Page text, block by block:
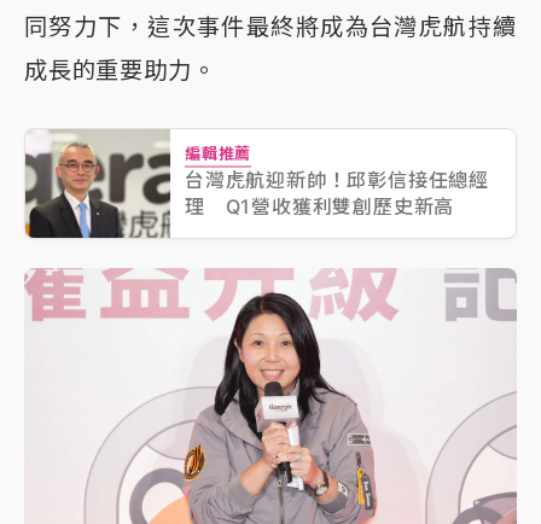
同努力下，這次事件最終將成為台灣虎航持續
成長的重要助力。
編輯推薦
台灣虎航迎新帥！邱彰信接任總經
理 Q1營收獲利雙創歷史新高